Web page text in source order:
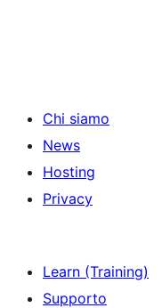
Chi siamo
News
Hosting
Privacy
Learn (Training)
Supporto